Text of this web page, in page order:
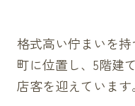
格式高い佇まいを
町に位置し、5階建
店客を迎えています。